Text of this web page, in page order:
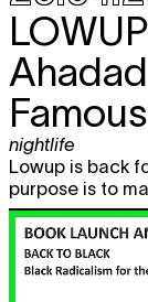
nightlife
Lowup is back
purpose is to